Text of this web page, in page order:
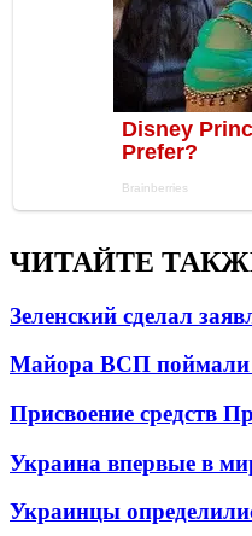
ЧИТАЙТЕ
Зеленский сделал
Майора ВСП
Присвоение средств
Украина впервые в
Украинцы